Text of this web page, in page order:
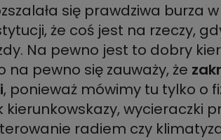
się prawdziwa burza
że coś jest na rzeczy,
Na pewno jest to dobry
na pewno się zauważy, że
, ponieważ mówimy tu tylko o
wycieraczki
radiem czy